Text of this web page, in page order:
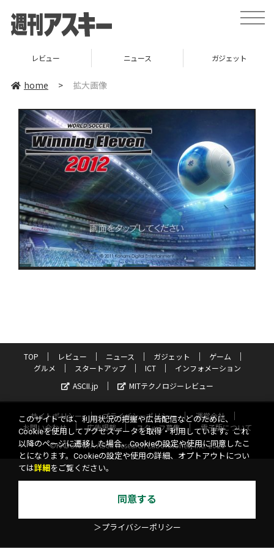
toggle
レビュー ニュース ガジェット
home > 拡大画像
TOP レビュー ニュース ガジェット
ゲーム
グルメ
スタートアップ ICT
インフォメーション
ASCII.jp
MITテクノロジーレビュー
サイトポリシー プライバシーポリシー
運営会社
お問い合わせ
広告掲載 スタッフ募集
電子版について
©KADOKAWA ASCII Research Laboratories, Inc. 2026
このサイトでは、利用状況の把握や広告配信などのために、
Cookieを使用してアクセスデータを取得・利用しています。これ
以降のページに遷移した場合、Cookieの設定や使用に同意したこ
とになります。Cookieの設定や使用の詳細、オプトアウトについ
ては詳細 をご覧ください。
同意する
＞プライバシーポリシー